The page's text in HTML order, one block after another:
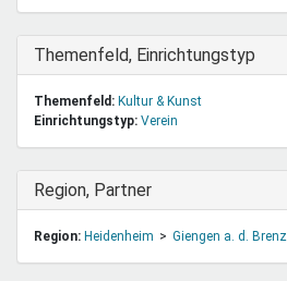
Ausblenden
Themenfeld, Einrichtungstyp
Themenfeld: Kultur & Kunst
Einrichtungstyp: Verein
Ausblenden
Region, Partner
Region: Heidenheim Giengen a. d. Brenz